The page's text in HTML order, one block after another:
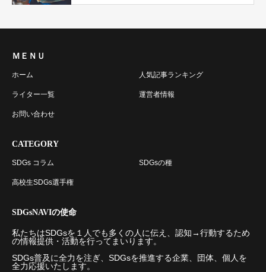
ＭＥＮＵ
ホーム 人気記事ランキング
ライター一覧 運営者情報
お問い合わせ
CATEGORY
SDGs コラム SDGsの種
高校生SDGs選手権
SDGsNAVIの使命
私たちはSDGsを１人でも多くの人に伝え、認知→行動するため
の情報提供・活動を行ってまいります。
SDGs普及に全力を注ぎ、SDGsを推進する企業、団体、個人を
全力応援いたします。